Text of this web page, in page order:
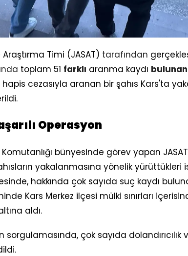
Timi (JASAT) tarafından
toplam 51 farklı aranma kaydı bulunan
cezasıyla aranan bir şahıs Kars'ta
Operasyon
bünyesinde görev yapan
yakalanmasına yönelik yürüttükleri
hakkında çok sayıda suç kaydı
Kars Merkez ilçesi mülki sınırları
aldı.
sorgulamasında, çok sayıda dolandırıcılık